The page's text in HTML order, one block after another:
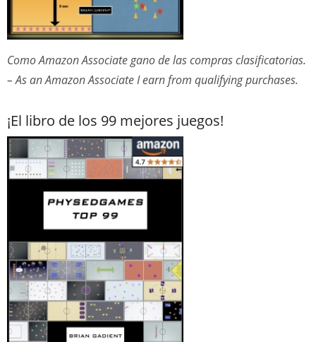
Como Amazon Associate gano de las compras clasificatorias.
– As an Amazon Associate I earn from qualifying purchases.
¡El libro de los 99 mejores juegos!